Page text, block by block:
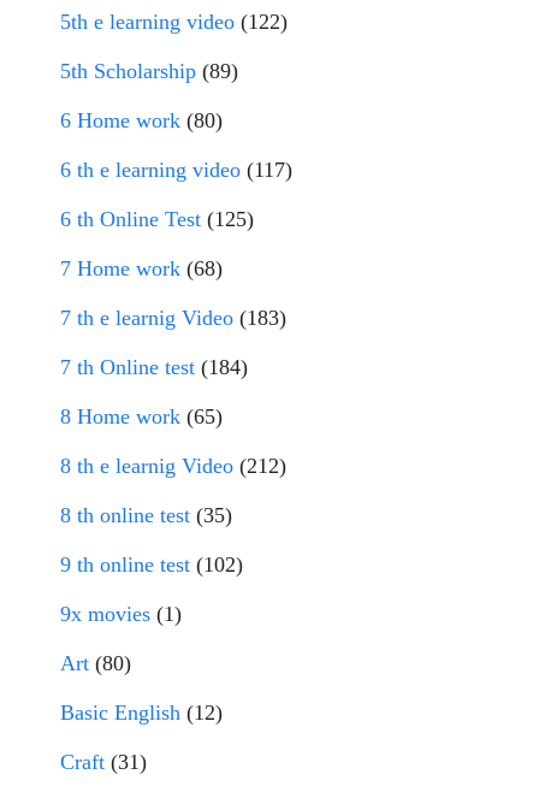
5th e learning video (122)
5th Scholarship (89)
6 Home work (80)
6 th e learning video (117)
6 th Online Test (125)
7 Home work (68)
7 th e learnig Video (183)
7 th Online test (184)
8 Home work (65)
8 th e learnig Video (212)
8 th online test (35)
9 th online test (102)
9x movies (1)
Art (80)
Basic English (12)
Craft (31)